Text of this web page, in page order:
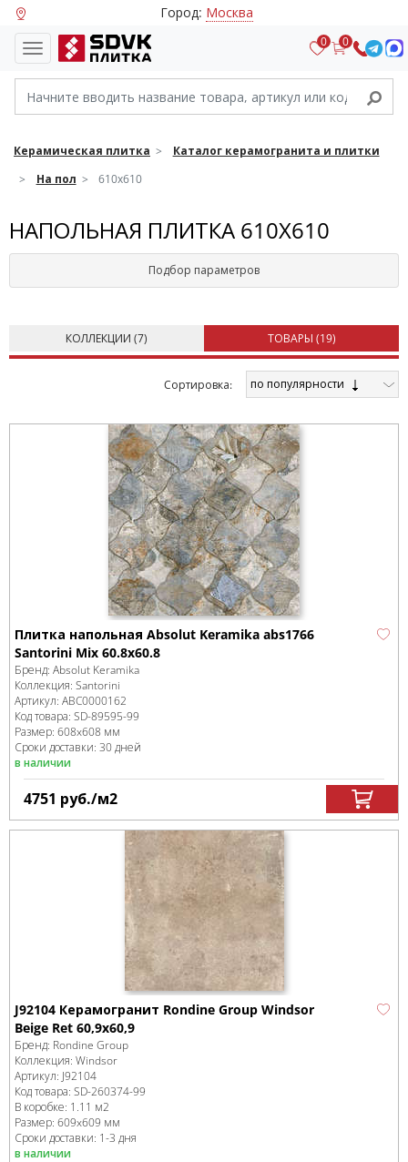
Город: Москва
0 0
Керамическая плитка
Каталог керамогранита и плитки
На пол
610х610
НАПОЛЬНАЯ ПЛИТКА 610Х610
Подбор параметров
КОЛЛЕКЦИИ (7) ТОВАРЫ (19)
Cортировка: по популярности
Плитка напольная Absolut Keramika abs1766
Santorini Mix 60.8x60.8
Бренд: Absolut Keramika
Коллекция: Santorini
Артикул: ABC0000162
Код товара: SD-89595-99
Размер: 608x608 мм
Сроки доставки: 30 дней
в наличии
4751 руб./м2
J92104 Керамогранит Rondine Group Windsor
Beige Ret 60,9x60,9
Бренд: Rondine Group
Коллекция: Windsor
Артикул: J92104
Код товара: SD-260374-99
В коробке: 1.11 м2
Размер: 609x609 мм
Сроки доставки: 1-3 дня
в наличии